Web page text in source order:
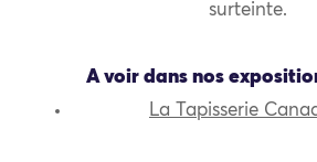
surteinte.
A voir dans nos
La Tapisserie